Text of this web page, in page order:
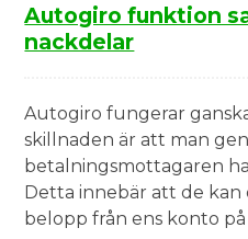
Autogiro funktion
nackdelar
Autogiro fungerar
skillnaden är att man
betalningsmottagaren
Detta innebär att de
belopp från ens konto på